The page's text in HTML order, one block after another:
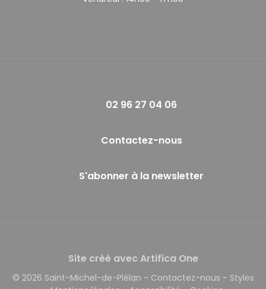
02 96 27 04 06
Contactez-nous
S'abonner à la newsletter
Site créé avec Artifica One
© 2026 Saint-Michel-de-Plélan - Contactez-nous - Styles